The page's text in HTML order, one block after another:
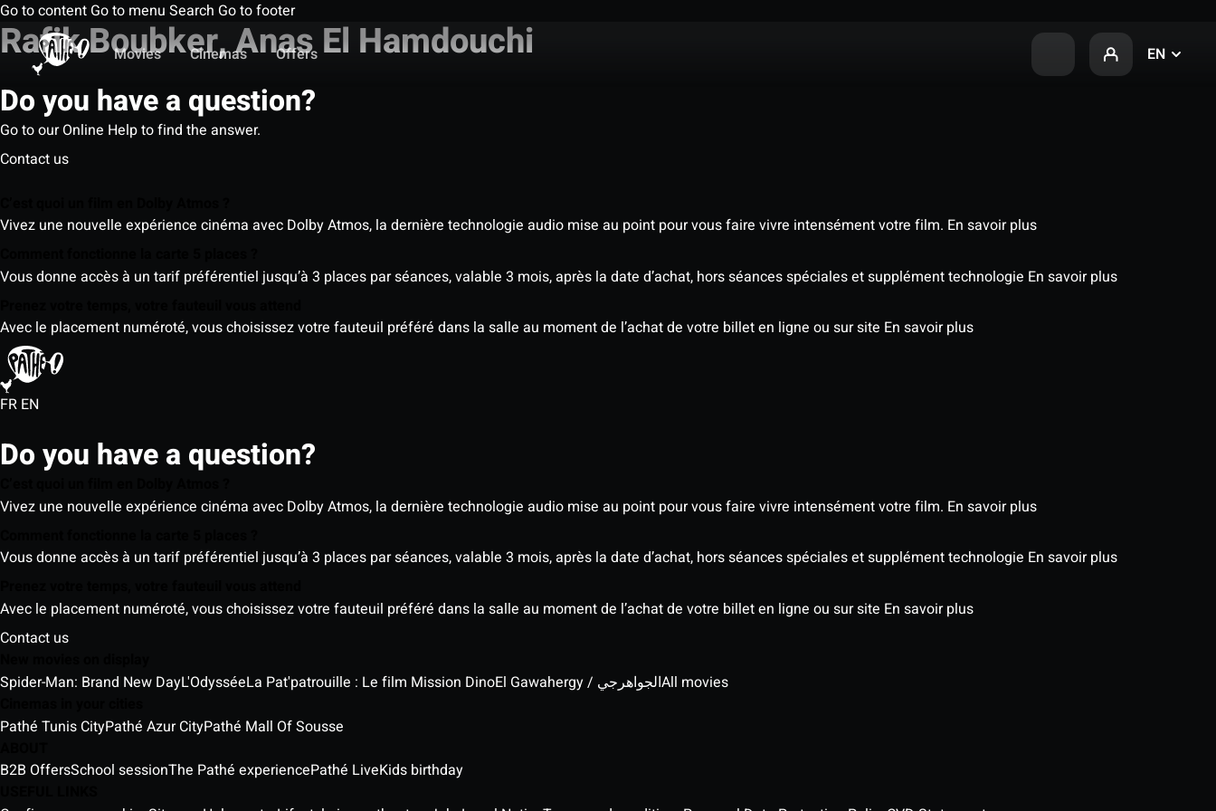
Go to content Go to menu Search Go to footer
Movies
Cinemas Offers EN
Rafik Boubker, Anas El Hamdouchi
Do you have a question?
Go to our Online Help to find the answer.
Contact us
Vivez une nouvelle expérience cinéma avec Dolby Atmos, la dernière technologie audio mise au point pour vous faire vivre intensément votre film. En savoir plus
Vous donne accès à un tarif préférentiel jusqu’à 3 places par séances, valable 3 mois, après la date d’achat, hors séances spéciales et supplément technologie En savoir plus
Avec le placement numéroté, vous choisissez votre fauteuil préféré dans la salle au moment de l’achat de votre billet en ligne ou sur site En savoir plus
FR EN
Do you have a question?
Vivez une nouvelle expérience cinéma avec Dolby Atmos, la dernière technologie audio mise au point pour vous faire vivre intensément votre film. En savoir plus
Vous donne accès à un tarif préférentiel jusqu’à 3 places par séances, valable 3 mois, après la date d’achat, hors séances spéciales et supplément technologie En savoir plus
Avec le placement numéroté, vous choisissez votre fauteuil préféré dans la salle au moment de l’achat de votre billet en ligne ou sur site En savoir plus
Contact us
Spider-Man: Brand New DayL'OdysséeLa Pat'patrouille : Le film Mission Dino El Gawahergy / الجواهرجيAll movies
Pathé Tunis CityPathé Azur CityPathé Mall Of Sousse
B2B OffersSchool sessionThe Pathé experiencePathé LiveKids birthday